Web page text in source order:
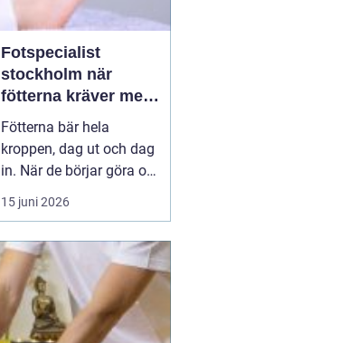
Fotspecialist
stockholm när
fötterna kräver mer
än vanliga sulor
Fötterna bär hela
kroppen, dag ut och dag
in. När de börjar göra ont
påverkas mer än bara
stegen sömn, träning,
lidande. Många försöker
länge med egenvård,
inlägg från sportbutiken
eller vila, men
15 juni 2026